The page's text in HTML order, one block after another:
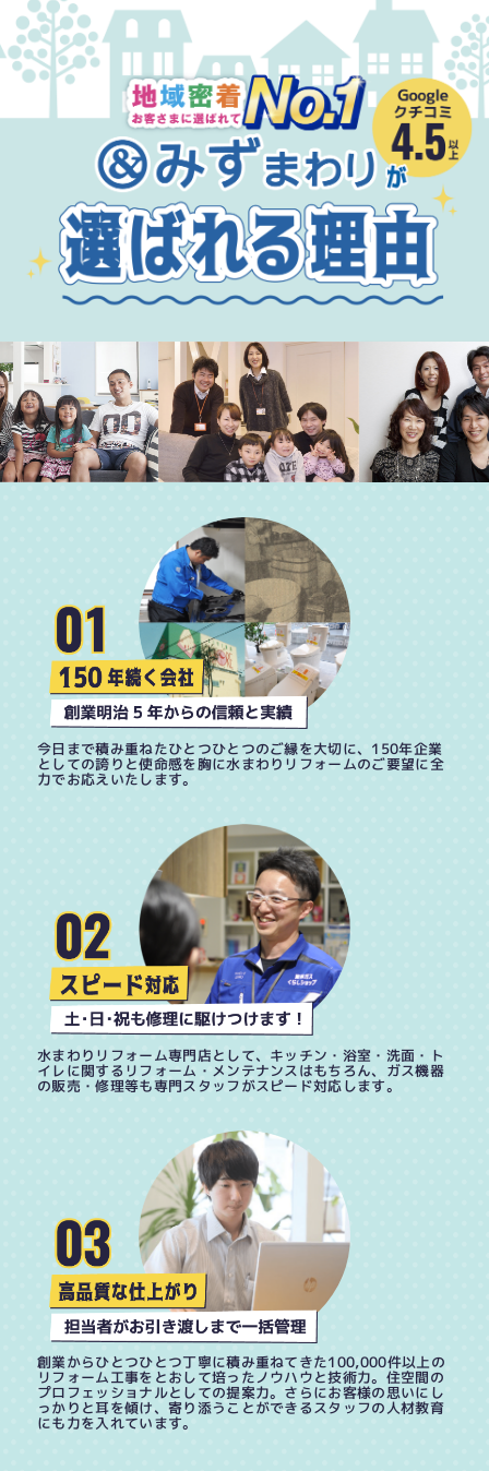
今日まで積み重ねたひとつひとつのご縁を大切に、150年企業
としての誇りと使命感を胸に水まわりリフォームのご要望に全
力でお応えいたします。
水まわりリフォーム専門店として、キッチン・浴室・洗面・ト
イレに関するリフォーム・メンテナンスはもちろん、ガス機器
の販売・修理等も専門スタッフがスピード対応します。
創業からひとつひとつ丁寧に積み重ねてきた100,000件以上の
リフォーム工事をとおして培ったノウハウと技術力。住空間の
プロフェッショナルとしての提案力。さらにお客様の思いにし
っかりと耳を傾け、寄り添うことができるスタッフの人材教育
にも力を入れています。